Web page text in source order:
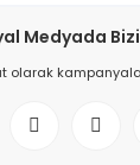
Medyada
olarak